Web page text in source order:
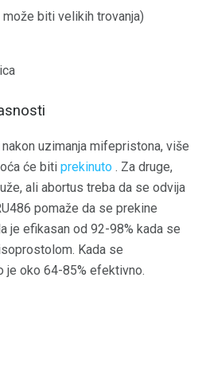
biti velikih trovanja)
uzimanja mifepristona, više
će biti prekinuto . Za druge,
ali abortus treba da se odvija
pomaže da se prekine
je efikasan od 92-98% kada se
Kada se
oko 64-85% efektivno.